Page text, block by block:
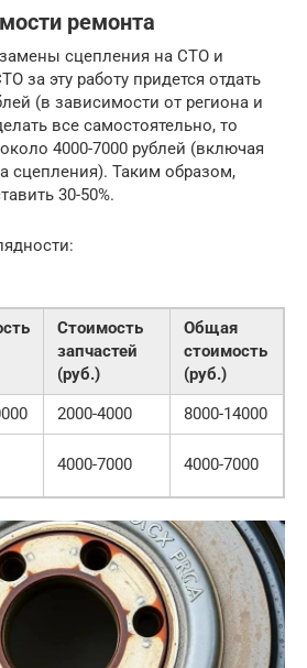
ремонта
сцепления на СТО и
за эту работу придется отдать
(в зависимости от региона и
все самостоятельно, то
4000-7000 рублей (включая
сцепления). Таким образом,
30-50%.
Стоимость
запчастей
(руб.)
Общая
стоимость
(руб.)
2000-4000
8000-14000
4000-7000 4000-7000